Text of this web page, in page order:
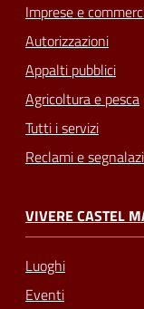
Imprese e
Autorizzazioni
Appalti pubblici
Agricoltura e pesca
Tutti i servizi
Reclami e
VIVERE CASTEL
Luoghi
Eventi